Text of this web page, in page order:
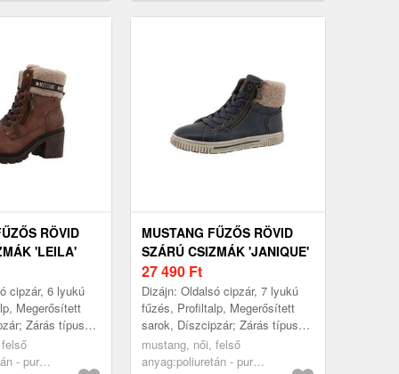
RÖVID
'LEILA'
/
cipzár, 6 lyukú
Megerősített
Zárás típusa:
Tömbsarok;
- pur
MUSTANG FŰZŐS RÖVID
SZÁRÚ CSIZMÁK 'JANIQUE'
SÖTÉT BÉZS /
TENGERÉSZKÉK / SÖTÉT
BARNA
27 490 Ft
Dizájn: Oldalsó cipzár, 7 lyukú
fűzés, Profiltalp, Megerősített
sarok, Díszcipzár; Zárás típusa:
fűzős; Anyag: Műbőr; Minta:
Univerzális színek; An...
mustang, női, felső
anyag:poliuretán - pur